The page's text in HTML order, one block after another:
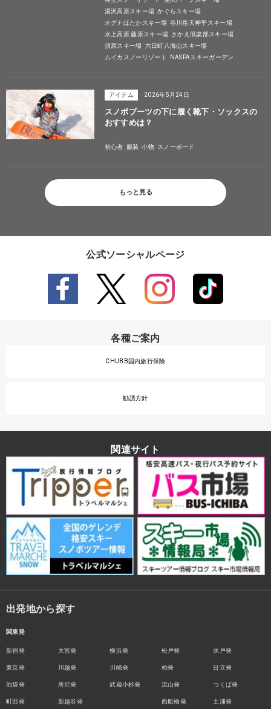
湯沢高原スキー場 かぐらスキー場
オグナほたかスキー場 谷川岳天神平スキー場
水上高原 藤原スキー場 さかえ倶楽部スキー場
須原スキー場 六日町八海山スキー場
ムイカスノーリゾート
NASPAスキーガーデン
アイテム 2026年5月24日
スノボブーツの下に履く靴下・ソックスの
おすすめは？
初心者 服装 小物 スノーボード
もっと見る
公式ソーシャルページ
各種ご案内
CHUBB国内旅行保険
勧誘方針
関連サイト
出発地から探す
関東発
新宿発
東京発
池袋発
町田発
大宮発
川越発
所沢発
新越谷発
横浜発
川崎発
武蔵小杉発
松戸発
柏発
流山発
西船橋発
水戸発
日立発
つくば発
土浦発